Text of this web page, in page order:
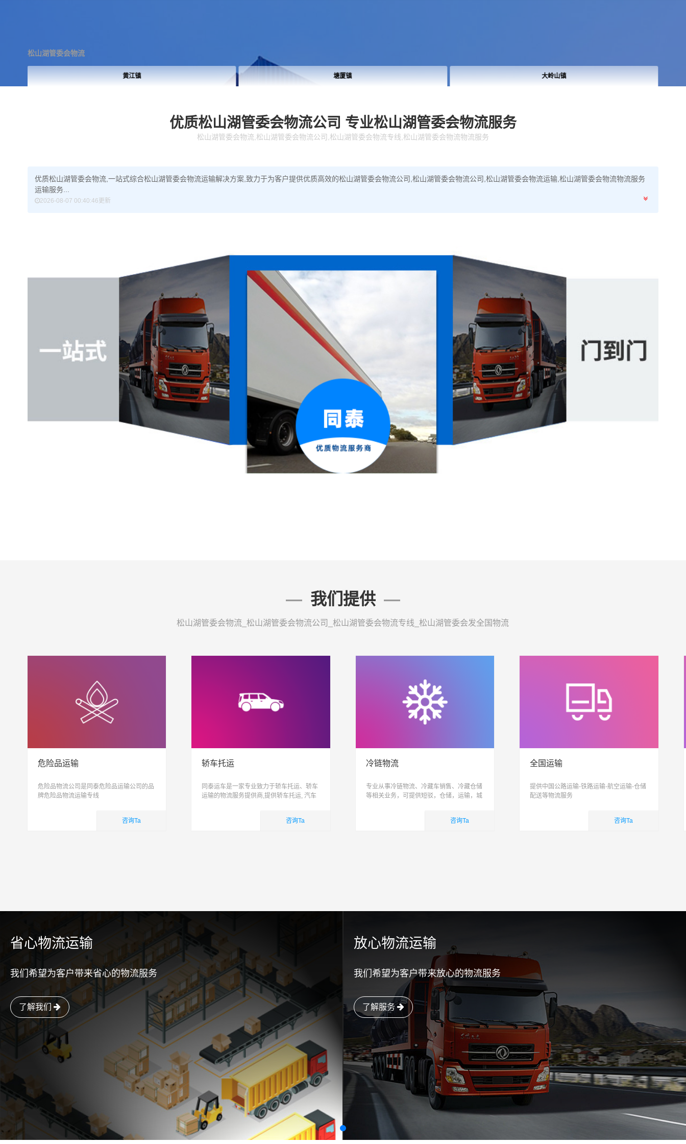
松山湖管委会物流
塘厦镇 大岭山镇 莞城街道
优质松山湖管委会物流公司 专业松山湖管委会物流服务
松山湖管委会物流,松山湖管委会物流公司,松山湖管委会物流专线,松山湖管委会物流物流服务
优质松山湖管委会物流,一站式综合松山湖管委会物流运输解决方案,致力于为客户提供优质高效的松山湖管委会物流公司,松山湖管委会物流公司,松山湖管委会物流运输,松山湖管委会物流物流服务
运输服务...
2026-08-07 00:40:46更新
我们提供
松山湖管委会物流_松山湖管委会物流公司_松山湖管委会物流专线_松山湖管委会发全国物流
危险品运输
危险品物流公司是同泰危险品运输公司的品
牌危险品物流运输专线
咨询Ta
轿车托运
同泰运车是一家专业致力于轿车托运、轿车
运输的物流服务提供商,提供轿车托运, 汽车
咨询Ta
冷链物流
专业从事冷链物流、冷藏车销售、冷藏仓储
等相关业务，可提供短驳，仓储，运输，城
咨询Ta
全国运输
提供中国公路运输-铁路运输-航空运输-仓储
配送等物流服务
咨询Ta
省心物流运输
我们希望为客户带来省心的物流服务
了解我们
放心物流运输
我们希望为客户带来放心的物流服务
了解服务